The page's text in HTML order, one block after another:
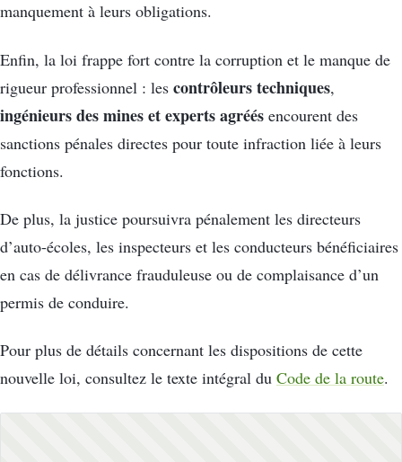
manquement à leurs obligations.
Enfin, la loi frappe fort contre la corruption et le manque de
rigueur professionnel : les contrôleurs techniques,
ingénieurs des mines et experts agréés encourent des
sanctions pénales directes pour toute infraction liée à leurs
fonctions.
De plus, la justice poursuivra pénalement les directeurs
d’auto-écoles, les inspecteurs et les conducteurs bénéficiaires
en cas de délivrance frauduleuse ou de complaisance d’un
permis de conduire.
Pour plus de détails concernant les dispositions de cette
nouvelle loi, consultez le texte intégral du Code de la route.